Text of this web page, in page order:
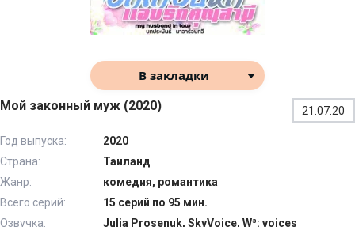
В закладки
Мой законный муж (2020) 21.07.20
Год выпуска:
2020
Страна:
Таиланд
Жанр:
комедия, романтика
Всего серий:
15 серий по 95 мин.
Озвучка:
Julia Prosenuk, SkyVoice, W³: voices